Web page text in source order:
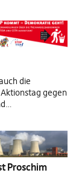
die
gegen
Proschim